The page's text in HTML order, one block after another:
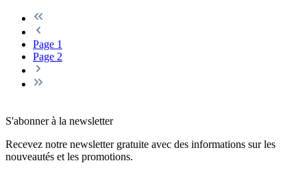
Page 1
Page 2
S'abonner à la newsletter
Recevez notre newsletter gratuite avec des informations sur les
nouveautés et les promotions.